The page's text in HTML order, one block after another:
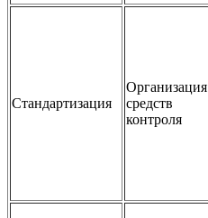
Стандартизация
Организация
средств
контроля